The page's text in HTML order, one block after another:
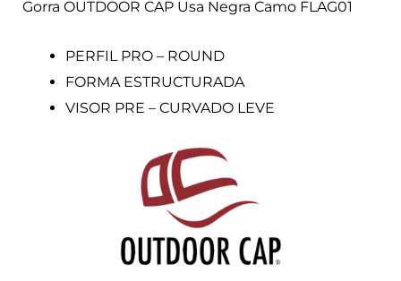
Gorra OUTDOOR CAP Usa Negra Camo FLAG01
PERFIL PRO – ROUND
FORMA ESTRUCTURADA
VISOR PRE – CURVADO LEVE